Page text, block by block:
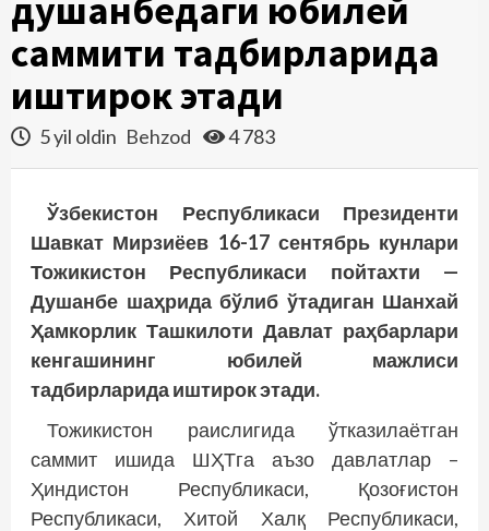
душанбедаги юбилей
саммити тадбирларида
иштирок этади
5 yil oldin Behzod 4 783
Ўзбекистон Республикаси Президенти
Шавкат Мирзиёев 16-17 сентябрь кунлари
Тожикистон Республикаси пойтахти —
Душанбе шаҳрида бўлиб ўтадиган Шанхай
Ҳамкорлик Ташкилоти Давлат раҳбарлари
кенгашининг юбилей мажлиси
тадбирларида иштирок этади.
Тожикистон раислигида ўтказилаётган
саммит ишида ШҲТга аъзо давлатлар –
Ҳиндистон Республикаси, Қозоғистон
Республикаси, Хитой Халқ Республикаси,